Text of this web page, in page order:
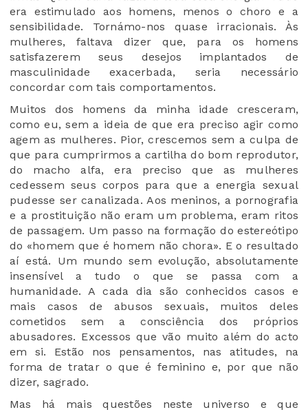
era estimulado aos homens, menos o choro e a
sensibilidade. Tornámo-nos quase irracionais. Às
mulheres, faltava dizer que, para os homens
satisfazerem seus desejos implantados de
masculinidade exacerbada, seria necessário
concordar com tais comportamentos.
Muitos dos homens da minha idade cresceram,
como eu, sem a ideia de que era preciso agir como
agem as mulheres. Pior, crescemos sem a culpa de
que para cumprirmos a cartilha do bom reprodutor,
do macho alfa, era preciso que as mulheres
cedessem seus corpos para que a energia sexual
pudesse ser canalizada. Aos meninos, a pornografia
e a prostituição não eram um problema, eram ritos
de passagem. Um passo na formação do estereótipo
do «homem que é homem não chora». E o resultado
aí está. Um mundo sem evolução, absolutamente
insensível a tudo o que se passa com a
humanidade. A cada dia são conhecidos casos e
mais casos de abusos sexuais, muitos deles
cometidos sem a consciência dos próprios
abusadores. Excessos que vão muito além do acto
em si. Estão nos pensamentos, nas atitudes, na
forma de tratar o que é feminino e, por que não
dizer, sagrado.
Mas há mais questões neste universo e que